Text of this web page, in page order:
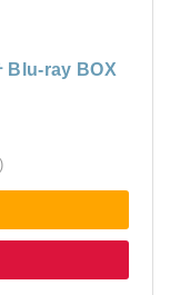
Blu-ray BOX